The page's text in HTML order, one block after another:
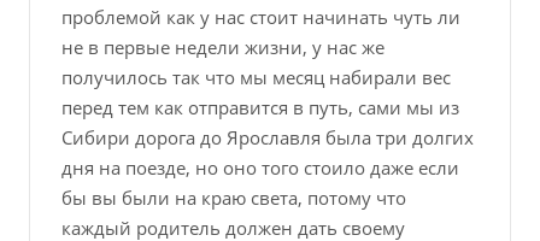
проблемой как у нас стоит начинать чуть ли
не в первые недели жизни, у нас же
получилось так что мы месяц набирали вес
перед тем как отправится в путь, сами мы из
Сибири дорога до Ярославля была три долгих
дня на поезде, но оно того стоило даже если
бы вы были на краю света, потому что
каждый родитель должен дать своему